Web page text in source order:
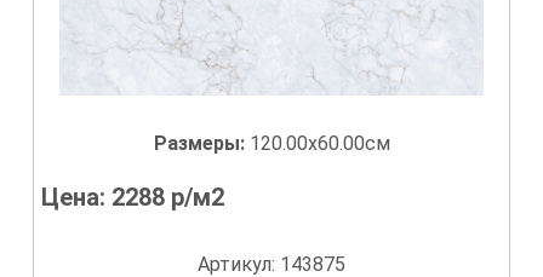
Размеры: 120.00x60.00см
Цена: 2288 р/м2
Артикул: 143875